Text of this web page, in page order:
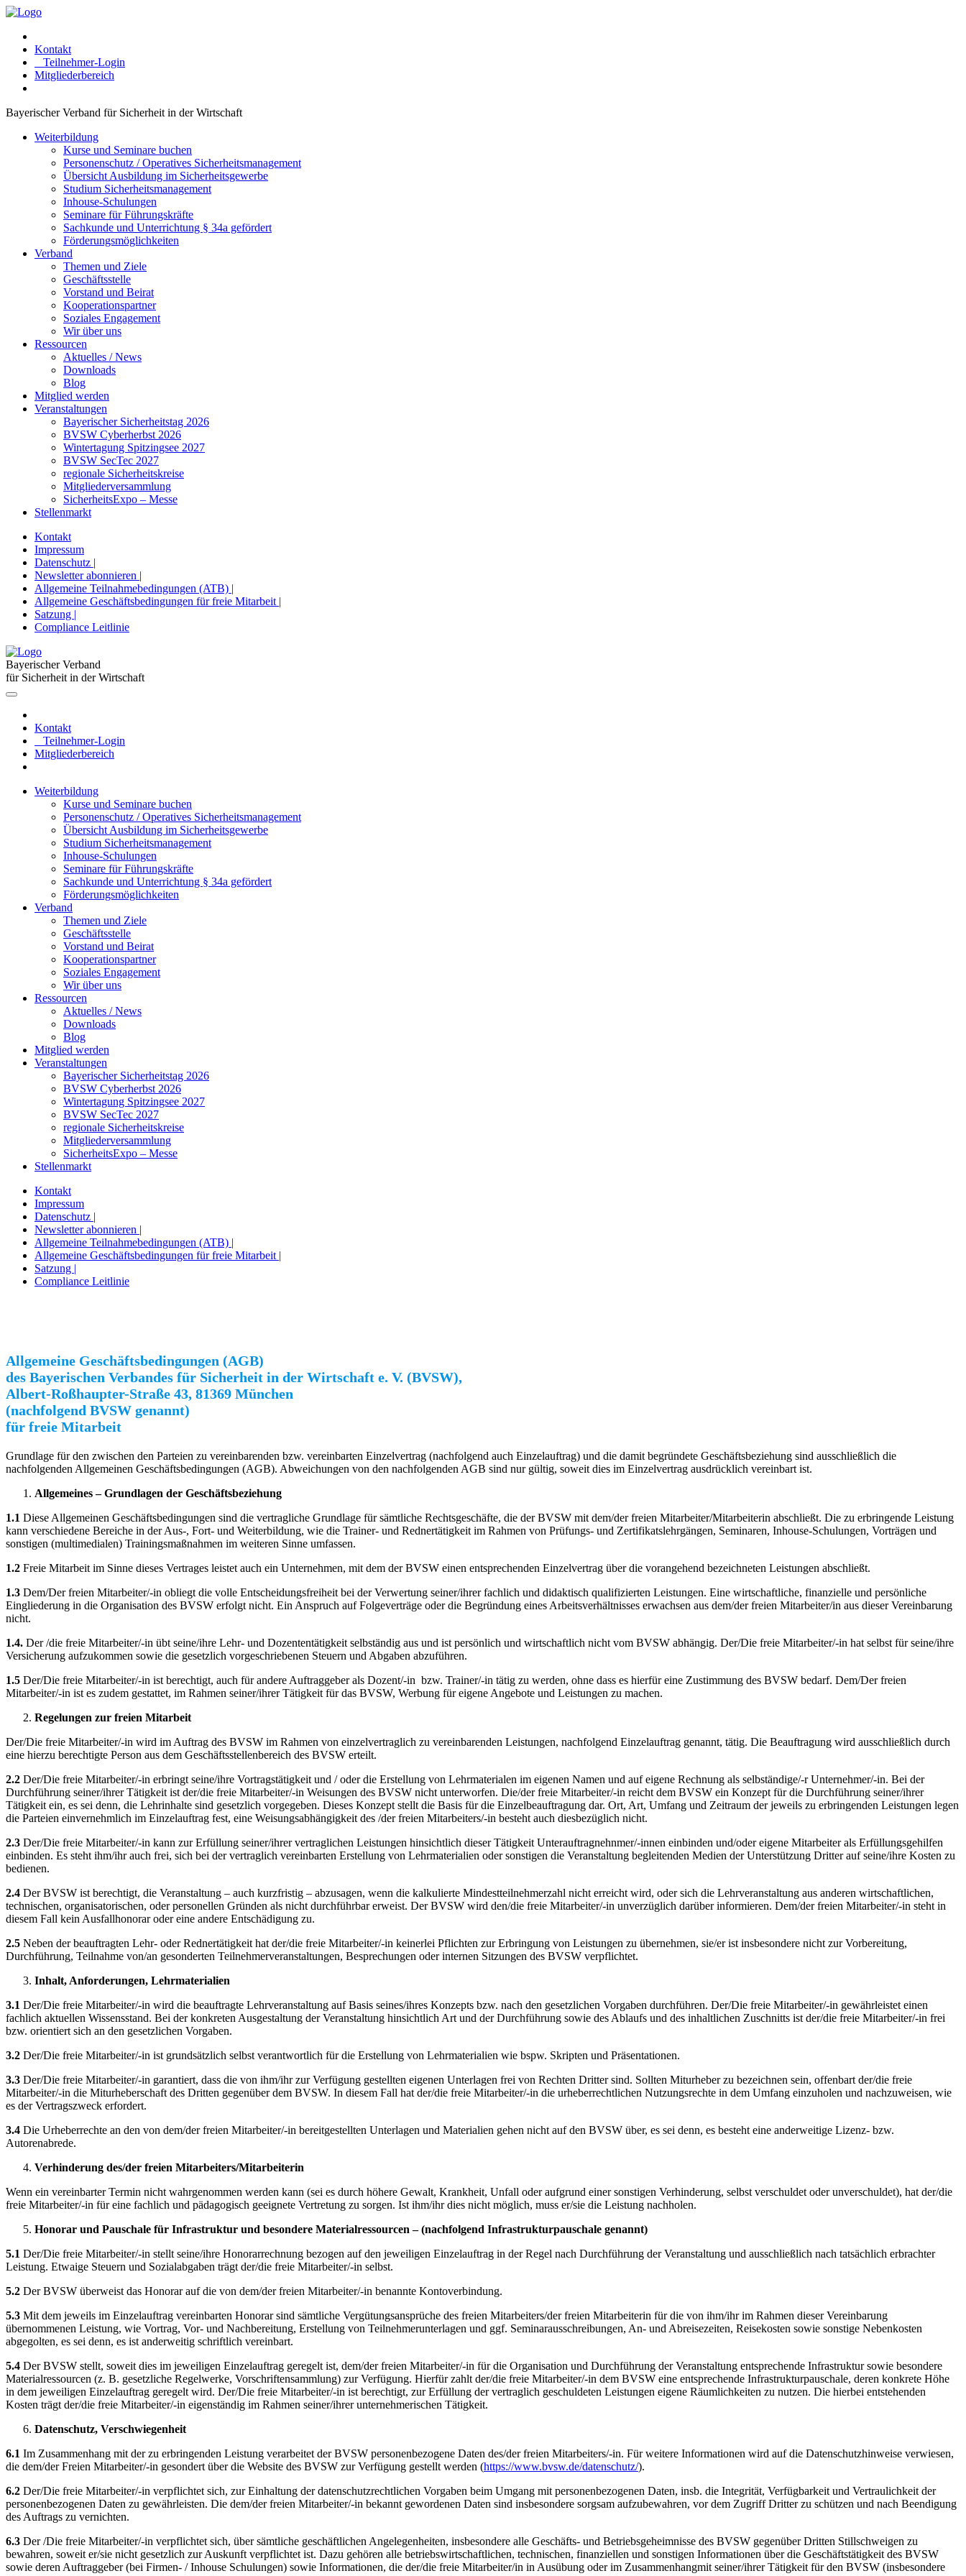
Kontakt
Teilnehmer-Login
Mitgliederbereich
Bayerischer Verband für Sicherheit in der Wirtschaft
Weiterbildung
Kurse und Seminare buchen
Personenschutz / Operatives Sicherheitsmanagement
Übersicht Ausbildung im Sicherheitsgewerbe
Studium Sicherheitsmanagement
Inhouse-Schulungen
Seminare für Führungskräfte
Sachkunde und Unterrichtung § 34a gefördert
Förderungsmöglichkeiten
Verband
Themen und Ziele
Geschäftsstelle
Vorstand und Beirat
Kooperationspartner
Soziales Engagement
Wir über uns
Ressourcen
Aktuelles / News
Downloads
Blog
Mitglied werden
Veranstaltungen
Bayerischer Sicherheitstag 2026
BVSW Cyberherbst 2026
Wintertagung Spitzingsee 2027
BVSW SecTec 2027
regionale Sicherheitskreise
Mitgliederversammlung
SicherheitsExpo – Messe
Stellenmarkt
Kontakt
Impressum
Datenschutz |
Newsletter abonnieren |
Allgemeine Teilnahmebedingungen (ATB) |
Allgemeine Geschäftsbedingungen für freie Mitarbeit |
Satzung |
Compliance Leitlinie
Bayerischer Verband
für Sicherheit in der Wirtschaft
Kontakt
Teilnehmer-Login
Mitgliederbereich
Weiterbildung
Kurse und Seminare buchen
Personenschutz / Operatives Sicherheitsmanagement
Übersicht Ausbildung im Sicherheitsgewerbe
Studium Sicherheitsmanagement
Inhouse-Schulungen
Seminare für Führungskräfte
Sachkunde und Unterrichtung § 34a gefördert
Förderungsmöglichkeiten
Verband
Themen und Ziele
Geschäftsstelle
Vorstand und Beirat
Kooperationspartner
Soziales Engagement
Wir über uns
Ressourcen
Aktuelles / News
Downloads
Blog
Mitglied werden
Veranstaltungen
Bayerischer Sicherheitstag 2026
BVSW Cyberherbst 2026
Wintertagung Spitzingsee 2027
BVSW SecTec 2027
regionale Sicherheitskreise
Mitgliederversammlung
SicherheitsExpo – Messe
Stellenmarkt
Kontakt
Impressum
Datenschutz |
Newsletter abonnieren |
Allgemeine Teilnahmebedingungen (ATB) |
Allgemeine Geschäftsbedingungen für freie Mitarbeit |
Satzung |
Compliance Leitlinie
Allgemeine Geschäftsbedingungen (AGB)
des Bayerischen Verbandes für Sicherheit in der Wirtschaft e. V. (BVSW),
Albert-Roßhaupter-Straße 43, 81369 München
(nachfolgend BVSW genannt)
für freie Mitarbeit
Grundlage für den zwischen den Parteien zu vereinbarenden bzw. vereinbarten Einzelvertrag (nachfolgend auch Einzelauftrag) und die damit begründete Geschäftsbeziehung sind ausschließlich die
nachfolgenden Allgemeinen Geschäftsbedingungen (AGB). Abweichungen von den nachfolgenden AGB sind nur gültig, soweit dies im Einzelvertrag ausdrücklich vereinbart ist.
Allgemeines – Grundlagen der Geschäftsbeziehung
1.1 Diese Allgemeinen Geschäftsbedingungen sind die vertragliche Grundlage für sämtliche Rechtsgeschäfte, die der BVSW mit dem/der freien Mitarbeiter/Mitarbeiterin abschließt. Die zu erbringende Leistung
kann verschiedene Bereiche in der Aus-, Fort- und Weiterbildung, wie die Trainer- und Rednertätigkeit im Rahmen von Prüfungs- und Zertifikatslehrgängen, Seminaren, Inhouse-Schulungen, Vorträgen und
sonstigen (multimedialen) Trainingsmaßnahmen im weiteren Sinne umfassen.
1.2 Freie Mitarbeit im Sinne dieses Vertrages leistet auch ein Unternehmen, mit dem der BVSW einen entsprechenden Einzelvertrag über die vorangehend bezeichneten Leistungen abschließt.
1.3 Dem/Der freien Mitarbeiter/-in obliegt die volle Entscheidungsfreiheit bei der Verwertung seiner/ihrer fachlich und didaktisch qualifizierten Leistungen. Eine wirtschaftliche, finanzielle und persönliche
Eingliederung in die Organisation des BVSW erfolgt nicht. Ein Anspruch auf Folgeverträge oder die Begründung eines Arbeitsverhältnisses erwachsen aus dem/der freien Mitarbeiter/in aus dieser Vereinbarung
nicht.
1.4. Der /die freie Mitarbeiter/-in übt seine/ihre Lehr- und Dozententätigkeit selbständig aus und ist persönlich und wirtschaftlich nicht vom BVSW abhängig. Der/Die freie Mitarbeiter/-in hat selbst für seine/ihre
Versicherung aufzukommen sowie die gesetzlich vorgeschriebenen Steuern und Abgaben abzuführen.
1.5 Der/Die freie Mitarbeiter/-in ist berechtigt, auch für andere Auftraggeber als Dozent/-in bzw. Trainer/-in tätig zu werden, ohne dass es hierfür eine Zustimmung des BVSW bedarf. Dem/Der freien
Mitarbeiter/-in ist es zudem gestattet, im Rahmen seiner/ihrer Tätigkeit für das BVSW, Werbung für eigene Angebote und Leistungen zu machen.
Regelungen zur freien Mitarbeit
Der/Die freie Mitarbeiter/-in wird im Auftrag des BVSW im Rahmen von einzelvertraglich zu vereinbarenden Leistungen, nachfolgend Einzelauftrag genannt, tätig. Die Beauftragung wird ausschließlich durch
eine hierzu berechtigte Person aus dem Geschäftsstellenbereich des BVSW erteilt.
2.2 Der/Die freie Mitarbeiter/-in erbringt seine/ihre Vortragstätigkeit und / oder die Erstellung von Lehrmaterialen im eigenen Namen und auf eigene Rechnung als selbständige/-r Unternehmer/-in. Bei der
Durchführung seiner/ihrer Tätigkeit ist der/die freie Mitarbeiter/-in Weisungen des BVSW nicht unterworfen. Die/der freie Mitarbeiter/-in reicht dem BVSW ein Konzept für die Durchführung seiner/ihrer
Tätigkeit ein, es sei denn, die Lehrinhalte sind gesetzlich vorgegeben. Dieses Konzept stellt die Basis für die Einzelbeauftragung dar. Ort, Art, Umfang und Zeitraum der jeweils zu erbringenden Leistungen legen
die Parteien einvernehmlich im Einzelauftrag fest, eine Weisungsabhängigkeit des /der freien Mitarbeiters/-in besteht auch diesbezüglich nicht.
2.3 Der/Die freie Mitarbeiter/-in kann zur Erfüllung seiner/ihrer vertraglichen Leistungen hinsichtlich dieser Tätigkeit Unterauftragnehnmer/-innen einbinden und/oder eigene Mitarbeiter als Erfüllungsgehilfen
einbinden. Es steht ihm/ihr auch frei, sich bei der vertraglich vereinbarten Erstellung von Lehrmaterialien oder sonstigen die Veranstaltung begleitenden Medien der Unterstützung Dritter auf seine/ihre Kosten zu
bedienen.
2.4 Der BVSW ist berechtigt, die Veranstaltung – auch kurzfristig – abzusagen, wenn die kalkulierte Mindestteilnehmerzahl nicht erreicht wird, oder sich die Lehrveranstaltung aus anderen wirtschaftlichen,
technischen, organisatorischen, oder personellen Gründen als nicht durchführbar erweist. Der BVSW wird den/die freie Mitarbeiter/-in unverzüglich darüber informieren. Dem/der freien Mitarbeiter/-in steht in
diesem Fall kein Ausfallhonorar oder eine andere Entschädigung zu.
2.5 Neben der beauftragten Lehr- oder Rednertätigkeit hat der/die freie Mitarbeiter/-in keinerlei Pflichten zur Erbringung von Leistungen zu übernehmen, sie/er ist insbesondere nicht zur Vorbereitung,
Durchführung, Teilnahme von/an gesonderten Teilnehmerveranstaltungen, Besprechungen oder internen Sitzungen des BVSW verpflichtet.
Inhalt, Anforderungen, Lehrmaterialien
3.1 Der/Die freie Mitarbeiter/-in wird die beauftragte Lehrveranstaltung auf Basis seines/ihres Konzepts bzw. nach den gesetzlichen Vorgaben durchführen. Der/Die freie Mitarbeiter/-in gewährleistet einen
fachlich aktuellen Wissensstand. Bei der konkreten Ausgestaltung der Veranstaltung hinsichtlich Art und der Durchführung sowie des Ablaufs und des inhaltlichen Zuschnitts ist der/die freie Mitarbeiter/-in frei
bzw. orientiert sich an den gesetzlichen Vorgaben.
3.2 Der/Die freie Mitarbeiter/-in ist grundsätzlich selbst verantwortlich für die Erstellung von Lehrmaterialien wie bspw. Skripten und Präsentationen.
3.3 Der/Die freie Mitarbeiter/-in garantiert, dass die von ihm/ihr zur Verfügung gestellten eigenen Unterlagen frei von Rechten Dritter sind. Sollten Miturheber zu bezeichnen sein, offenbart der/die freie
Mitarbeiter/-in die Miturheberschaft des Dritten gegenüber dem BVSW. In diesem Fall hat der/die freie Mitarbeiter/-in die urheberrechtlichen Nutzungsrechte in dem Umfang einzuholen und nachzuweisen, wie
es der Vertragszweck erfordert.
3.4 Die Urheberrechte an den von dem/der freien Mitarbeiter/-in bereitgestellten Unterlagen und Materialien gehen nicht auf den BVSW über, es sei denn, es besteht eine anderweitige Lizenz- bzw.
Autorenabrede.
Verhinderung des/der freien Mitarbeiters/Mitarbeiterin
Wenn ein vereinbarter Termin nicht wahrgenommen werden kann (sei es durch höhere Gewalt, Krankheit, Unfall oder aufgrund einer sonstigen Verhinderung, selbst verschuldet oder unverschuldet), hat der/die
freie Mitarbeiter/-in für eine fachlich und pädagogisch geeignete Vertretung zu sorgen. Ist ihm/ihr dies nicht möglich, muss er/sie die Leistung nachholen.
Honorar und Pauschale für Infrastruktur und besondere Materialressourcen – (nachfolgend Infrastrukturpauschale genannt)
5.1 Der/Die freie Mitarbeiter/-in stellt seine/ihre Honorarrechnung bezogen auf den jeweiligen Einzelauftrag in der Regel nach Durchführung der Veranstaltung und ausschließlich nach tatsächlich erbrachter
Leistung. Etwaige Steuern und Sozialabgaben trägt der/die freie Mitarbeiter/-in selbst.
5.2 Der BVSW überweist das Honorar auf die von dem/der freien Mitarbeiter/-in benannte Kontoverbindung.
5.3 Mit dem jeweils im Einzelauftrag vereinbarten Honorar sind sämtliche Vergütungsansprüche des freien Mitarbeiters/der freien Mitarbeiterin für die von ihm/ihr im Rahmen dieser Vereinbarung
übernommenen Leistung, wie Vortrag, Vor- und Nachbereitung, Erstellung von Teilnehmerunterlagen und ggf. Seminarausschreibungen, An- und Abreisezeiten, Reisekosten sowie sonstige Nebenkosten
abgegolten, es sei denn, es ist anderweitig schriftlich vereinbart.
5.4 Der BVSW stellt, soweit dies im jeweiligen Einzelauftrag geregelt ist, dem/der freien Mitarbeiter/-in für die Organisation und Durchführung der Veranstaltung entsprechende Infrastruktur sowie besondere
Materialressourcen (z. B. gesetzliche Regelwerke, Vorschriftensammlung) zur Verfügung. Hierfür zahlt der/die freie Mitarbeiter/-in dem BVSW eine entsprechende Infrastrukturpauschale, deren konkrete Höhe
in dem jeweiligen Einzelauftrag geregelt wird. Der/Die freie Mitarbeiter/-in ist berechtigt, zur Erfüllung der vertraglich geschuldeten Leistungen eigene Räumlichkeiten zu nutzen. Die hierbei entstehenden
Kosten trägt der/die freie Mitarbeiter/-in eigenständig im Rahmen seiner/ihrer unternehmerischen Tätigkeit.
Datenschutz, Verschwiegenheit
6.1 Im Zusammenhang mit der zu erbringenden Leistung verarbeitet der BVSW personenbezogene Daten des/der freien Mitarbeiters/-in. Für weitere Informationen wird auf die Datenschutzhinweise verwiesen,
die dem/der Freien Mitarbeiter/-in gesondert über die Website des BVSW zur Verfügung gestellt werden (https://www.bvsw.de/datenschutz/).
6.2 Der/Die freie Mitarbeiter/-in verpflichtet sich, zur Einhaltung der datenschutzrechtlichen Vorgaben beim Umgang mit personenbezogenen Daten, insb. die Integrität, Verfügbarkeit und Vertraulichkeit der
personenbezogenen Daten zu gewährleisten. Die dem/der freien Mitarbeiter/-in bekannt gewordenen Daten sind insbesondere sorgsam aufzubewahren, vor dem Zugriff Dritter zu schützen und nach Beendigung
des Auftrags zu vernichten.
6.3 Der /Die freie Mitarbeiter/-in verpflichtet sich, über sämtliche geschäftlichen Angelegenheiten, insbesondere alle Geschäfts- und Betriebsgeheimnisse des BVSW gegenüber Dritten Stillschweigen zu
bewahren, soweit er/sie nicht gesetzlich zur Auskunft verpflichtet ist. Dazu gehören alle betriebswirtschaftlichen, technischen, finanziellen und sonstigen Informationen über die Geschäftstätigkeit des BVSW
sowie deren Auftraggeber (bei Firmen- / Inhouse Schulungen) sowie Informationen, die der/die freie Mitarbeiter/in in Ausübung oder im Zusammenhangmit seiner/ihrer Tätigkeit für den BVSW (insbesondere